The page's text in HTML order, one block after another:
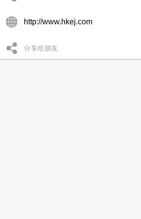
http://www.hkej.com
分享给朋友